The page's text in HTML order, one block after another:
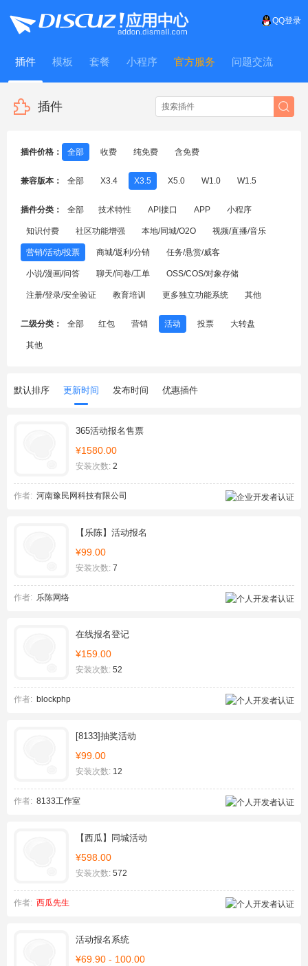
QQ登录
插件 模板 套餐 小程序 官方服务 问题交流
WitFrame
插件
插件价格： 全部 收费 纯免费 含免费
兼容版本： 全部 X3.4 X3.5 X5.0 W1.0 W1.5
插件分类： 全部 技术特性 API接口 APP 小程序
知识付费 社区功能增强 本地/同城/O2O 视频/直播/音乐
营销/活动/投票 商城/返利/分销 任务/悬赏/威客
小说/漫画/问答 聊天/问卷/工单 OSS/COS/对象存储
注册/登录/安全验证 教育培训 更多独立功能系统 其他
二级分类： 全部 红包 营销 活动 投票 大转盘
其他
默认排序 更新时间 发布时间 优惠插件
365活动报名售票
¥1580.00
安装次数: 2
作者: 河南豫民网科技有限公司
【乐陈】活动报名
¥99.00
安装次数: 7
作者: 乐陈网络
在线报名登记
¥159.00
安装次数: 52
作者: blockphp
[8133]抽奖活动
¥99.00
安装次数: 12
作者: 8133工作室
【西瓜】同城活动
¥598.00
安装次数: 572
作者: 西瓜先生
活动报名系统
¥69.90 - 100.00